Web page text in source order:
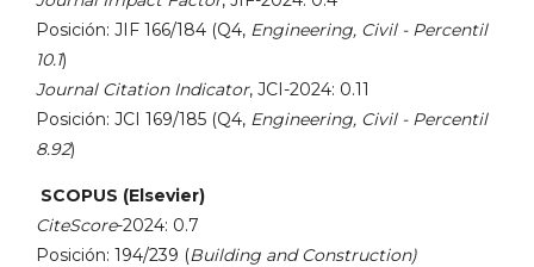
Posición: JIF 166/184 (Q4, Engineering, Civil - Percentil
10.1)
Journal Citation Indicator, JCI-2024: 0.11
Posición: JCI 169/185 (Q4, Engineering, Civil - Percentil
8.92)
SCOPUS (Elsevier)
CiteScore-2024: 0.7
Posición: 194/239 (Building and Construction)